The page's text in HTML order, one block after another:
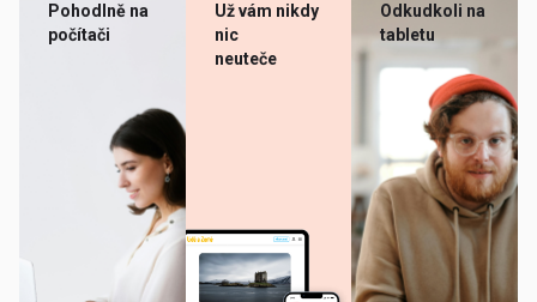
Pohodlně na
počítači
Už vám nikdy
nic
neuteče
Odkudkoli na
tabletu